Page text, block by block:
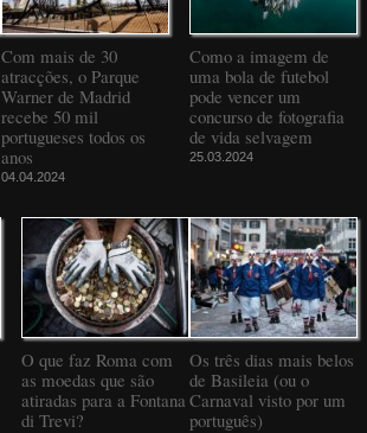
Com mais de 30
atracções, o Parque
Warner de Madrid
recebe 50 mil
portugueses todos os
anos
04.04.2024
Como a imagem de
uma bola de futebol
pode vencer um
concurso de fotografia
de vida selvagem
25.03.2024
O que faz Roma com
as moedas que são
atiradas para a Fontana
di Trevi?
Os três dias mais belos
de Basileia (ou o
Carnaval visto por um
português)